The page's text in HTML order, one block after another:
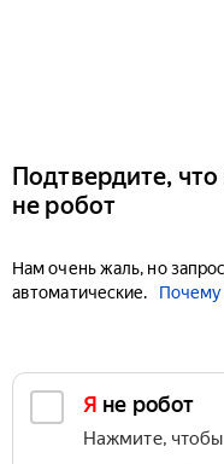
Подтвердите,
не робот
Нам очень жаль, но
автоматические.
Почему
Я не робот
Нажмите,